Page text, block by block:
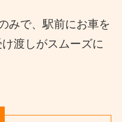
みで、駅前にお車を
渡しがスムーズに